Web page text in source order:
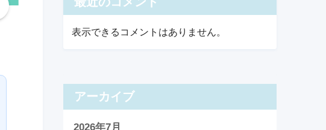
表示できるコメントはありません。
アーカイブ
2026年7月